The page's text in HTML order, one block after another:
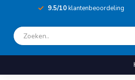
9.5/10klantenbeoordeling